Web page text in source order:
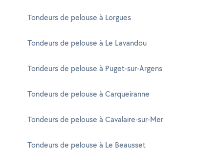
Tondeurs de pelouse à Lorgues
Tondeurs de pelouse à Le Lavandou
Tondeurs de pelouse à Puget-sur-Argens
Tondeurs de pelouse à Carqueiranne
Tondeurs de pelouse à Cavalaire-sur-Mer
Tondeurs de pelouse à Le Beausset